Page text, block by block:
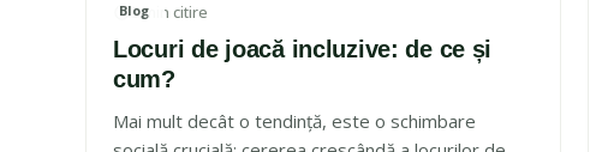
IMAGINE ARTICOL
Blog
Locuri de joacă incluzive: de ce și
cum?
Mai mult decât o tendință, este o schimbare
3 min citire